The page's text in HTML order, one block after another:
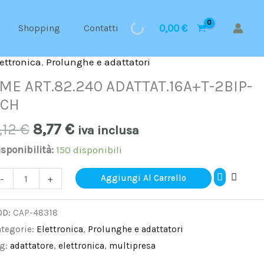
Shopping Contatti 0,00€
, Prolunghe e adattatori
ART.82.240 ADATTAT.16A+T-2BIP-
€
Il
prezzo
9,12 €.
8,77 €
Il
prezzo
8,77 €.
iva inclusa
150 disponibili
- + Aggiungi Al Carrello
CAP-48318
Elettronica, Prolunghe e adattatori
adattatore, elettronica, multipresa